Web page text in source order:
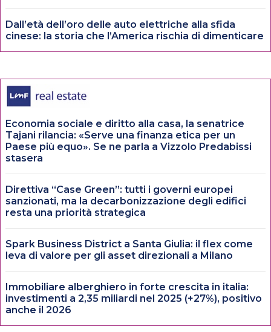
Dall’età dell’oro delle auto elettriche alla sfida
cinese: la storia che l’America rischia di dimenticare
Economia sociale e diritto alla casa, la senatrice
Tajani rilancia: «Serve una finanza etica per un
Paese più equo». Se ne parla a Vizzolo Predabissi
stasera
Direttiva “Case Green”: tutti i governi europei
sanzionati, ma la decarbonizzazione degli edifici
resta una priorità strategica
Spark Business District a Santa Giulia: il flex come
leva di valore per gli asset direzionali a Milano
Immobiliare alberghiero in forte crescita in italia:
investimenti a 2,35 miliardi nel 2025 (+27%), positivo
anche il 2026